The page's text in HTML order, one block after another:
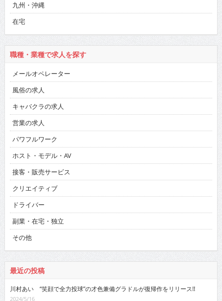
九州・沖縄
在宅
職種・業種で求人を探す
メールオペレーター
風俗の求人
キャバクラの求人
営業の求人
パワフルワーク
ホスト・モデル・AV
接客・販売サービス
クリエイティブ
ドライバー
副業・在宅・独立
その他
最近の投稿
川村あい “笑顔で全力投球”の才色兼備グラドルが復帰作をリリース!!
2024/5/16